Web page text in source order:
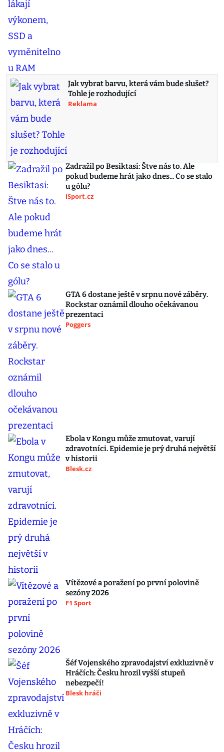
Jak vybrat barvu, která vám bude slušet?
Tohle je rozhodující
Reklama
Zadražil po Besiktasi: Štve nás to. Ale
pokud budeme hrát jako dnes... Co se stalo
u gólu?
iSport.cz
GTA 6 dostane ještě v srpnu nové záběry.
Rockstar oznámil dlouho očekávanou
prezentaci
Poggers
Ebola v Kongu může zmutovat, varují
zdravotníci. Epidemie je prý druhá největší
v historii
Blesk.cz
Vítězové a poražení po první polovině
sezóny 2026
F1 Sport
Šéf Vojenského zpravodajství exkluzivně v
Hráčích: Česku hrozil vyšší stupeň
nebezpečí!
Blesk hráči